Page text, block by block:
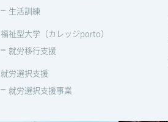
生活訓練
福祉型大学（カレッジporto）
就労移行支援
就労選択支援
就労選択支援事業